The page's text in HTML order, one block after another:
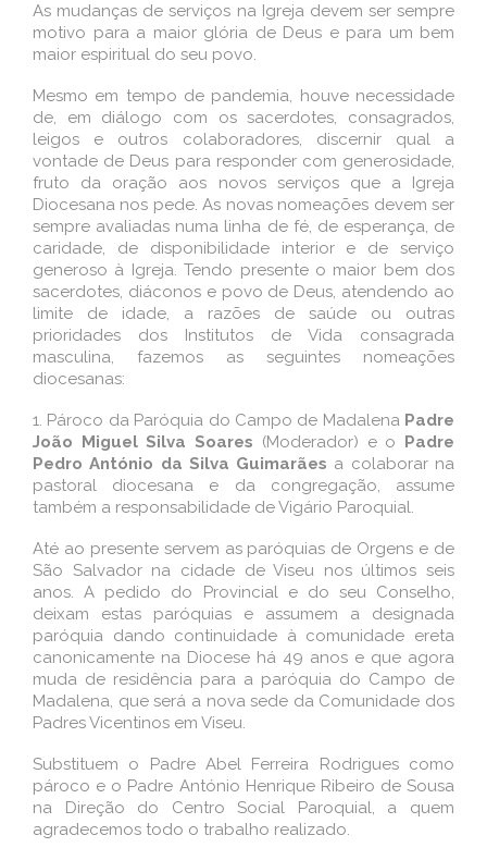
As mudanças de serviços na Igreja devem ser sempre
motivo para a maior glória de Deus e para um bem
maior espiritual do seu povo.
Mesmo em tempo de pandemia, houve necessidade
de, em diálogo com os sacerdotes, consagrados,
leigos e outros colaboradores, discernir qual a
vontade de Deus para responder com generosidade,
fruto da oração aos novos serviços que a Igreja
Diocesana nos pede. As novas nomeações devem ser
sempre avaliadas numa linha de fé, de esperança, de
caridade, de disponibilidade interior e de serviço
generoso à Igreja. Tendo presente o maior bem dos
sacerdotes, diáconos e povo de Deus, atendendo ao
limite de idade, a razões de saúde ou outras
prioridades dos Institutos de Vida consagrada
masculina, fazemos as seguintes nomeações
diocesanas:
1. Pároco da Paróquia do Campo de Madalena Padre
João Miguel Silva Soares (Moderador) e o
Padre
Pedro António da Silva Guimarães a colaborar na
pastoral diocesana e da congregação, assume
também a responsabilidade de Vigário Paroquial.
Até ao presente servem as paróquias de Orgens e de
São Salvador na cidade de Viseu nos últimos seis
anos. A pedido do Provincial e do seu Conselho,
deixam estas paróquias e assumem a designada
paróquia dando continuidade à comunidade ereta
canonicamente na Diocese há 49 anos e que agora
muda de residência para a paróquia do Campo de
Madalena, que será a nova sede da Comunidade dos
Padres Vicentinos em Viseu.
Substituem o Padre Abel Ferreira Rodrigues como
pároco e o Padre António Henrique Ribeiro de Sousa
na Direção do Centro Social Paroquial, a quem
agradecemos todo o trabalho realizado.